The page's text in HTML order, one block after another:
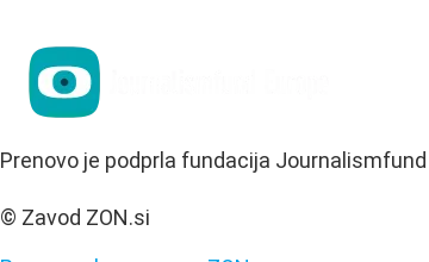
Prenovo je podprla fundacija
© Zavod ZON.si